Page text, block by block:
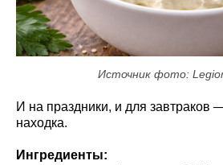
Источник фото:
И на праздники, и для завтраков
находка.
Ингредиенты: